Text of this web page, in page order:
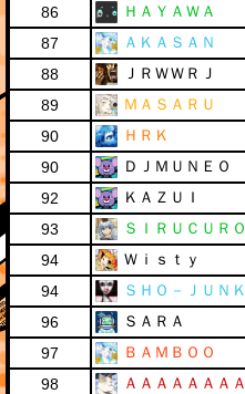
86
ＨＡＹＡＷＡ
87
ＡＫＡＳＡＮ
88
ＪＲＷＷＲＪ
89
ＭＡＳＡＲＵ
90
ＨＲＫ
90
ＤＪＭＵＮＥＯ
92
ＫＡＺＵＩ
93
ＳＩＲＵＣＵＲＯ
94
Ｗｉｓｔｙ
94
ＳＨＯ－ＪＵＮＫ
96
ＳＡＲＡ
97
ＢＡＭＢＯＯ
98
ＡＡＡＡＡＡＡＡ